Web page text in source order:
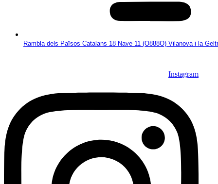
Rambla dels Països Catalans 18 Nave 11 (O888O) Vilanova i la
Instagram